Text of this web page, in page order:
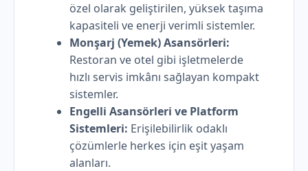
özel olarak geliştirilen, yüksek taşıma
kapasiteli ve enerji verimli sistemler.
Monşarj (Yemek) Asansörleri:
Restoran ve otel gibi işletmelerde
hızlı servis imkânı sağlayan kompakt
sistemler.
Engelli Asansörleri ve Platform
Sistemleri: Erişilebilirlik odaklı
çözümlerle herkes için eşit yaşam
alanları.